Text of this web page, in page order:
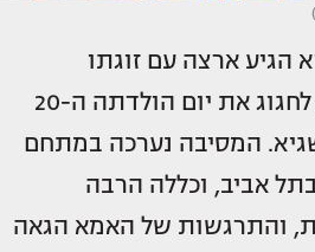
הגיע ארצה עם זוגתו
הדוגמנית קים דאמר, לחגוג את יום הולדתה ה-20
המסיבה נערכה במתחם
אביב, וכללה הרבה
והתרגשות של האמא הגאה